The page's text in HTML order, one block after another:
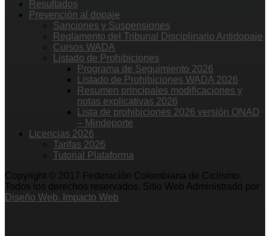
Resultados
Prevención al dopaje
Sanciones y Suspensiones
Reglamento del Tribunal Disciplinario Antidopaje
Cursos WADA
Listado de Prohibiciones
Programa de Seguimiento 2026
Listado de Prohibiciones WADA 2026
Resumen principales modificaciones y
notas explicativas 2026
Lista de prohibiciones 2026 versión ONAD
– Mindeporte
Licencias 2026
Tarifas 2026
Tutorial Plataforma
Copyright © 2017 Federación Colombiana de Ciclismo.
Todos los derechos reservados. Sitio Web Administrado por
Diseño Web. Impacto Web